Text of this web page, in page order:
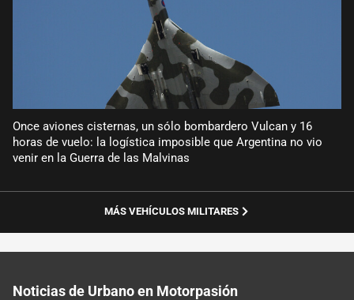
Once aviones cisternas, un sólo bombardero Vulcan y 16
horas de vuelo: la logística imposible que Argentina no vio
venir en la Guerra de las Malvinas
MÁS VEHÍCULOS MILITARES
Noticias de Urbano en Motorpasión